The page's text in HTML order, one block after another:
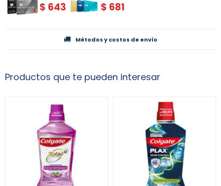
$ 643 $ 681
Métodos y costos de envío
Productos que te pueden interesar